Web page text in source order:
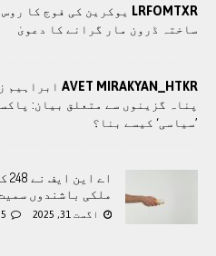
LRFOMTXR یوکرین کی فوج کا
ساختہ ڈرون مار گرانے کا دعویٰ
AVET MIRAKYAN_HTKR ابراہیم
پناہ گزینوں سے متعلق بیان:
’سیاسی‘ کیسے بنا؟
ملکی باشندوں سمیت 6 ملزمان
اگست 31, 2025